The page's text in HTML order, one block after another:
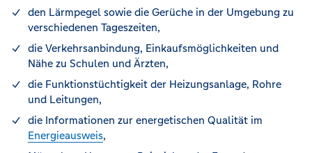
den Lärmpegel sowie die Gerüche in der Umgebung zu
verschiedenen Tageszeiten,
die Verkehrsanbindung, Einkaufsmöglichkeiten und
Nähe zu Schulen und Ärzten,
die Funktionstüchtigkeit der Heizungsanlage, Rohre
und Leitungen,
die Informationen zur energetischen Qualität im
Energieausweis,